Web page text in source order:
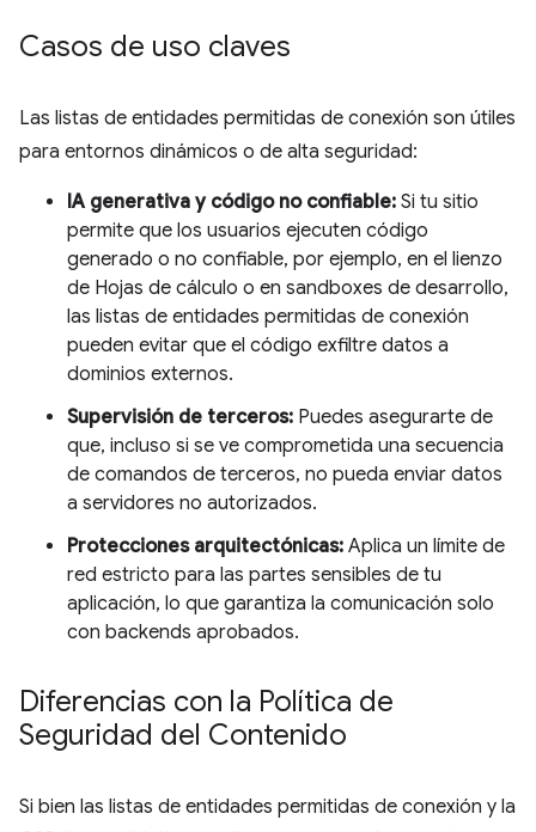
Casos de uso claves
Las listas de entidades permitidas de conexión son útiles
para entornos dinámicos o de alta seguridad:
IA generativa y código no confiable: Si tu sitio
permite que los usuarios ejecuten código
generado o no confiable, por ejemplo, en el lienzo
de Hojas de cálculo o en sandboxes de desarrollo,
las listas de entidades permitidas de conexión
pueden evitar que el código exfiltre datos a
dominios externos.
Supervisión de terceros: Puedes asegurarte de
que, incluso si se ve comprometida una secuencia
de comandos de terceros, no pueda enviar datos
a servidores no autorizados.
Protecciones arquitectónicas: Aplica un límite de
red estricto para las partes sensibles de tu
aplicación, lo que garantiza la comunicación solo
con backends aprobados.
Diferencias con la Política de
Seguridad del Contenido
Si bien las listas de entidades permitidas de conexión y la